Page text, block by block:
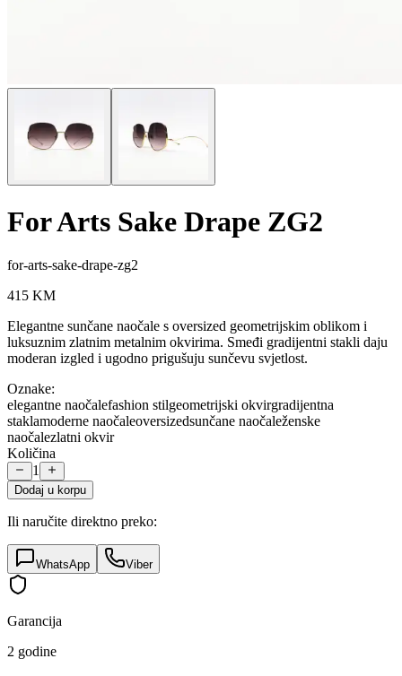
For Arts Sake Drape ZG2
for-arts-sake-drape-zg2
415 KM
Elegantne sunčane naočale s oversized geometrijskim oblikom i
luksuznim zlatnim metalnim okvirima. Smeđi gradijentni stakli daju
moderan izgled i ugodno prigušuju sunčevu svjetlost.
Oznake:
elegantne naočalefashion stilgeometrijski okvirgradijentna
staklamoderne naočaleoversizedsunčane naočaleženske
naočalezlatni okvir
Količina
1
Dodaj u korpu
Ili naručite direktno preko:
WhatsApp Viber
Garancija
2 godine